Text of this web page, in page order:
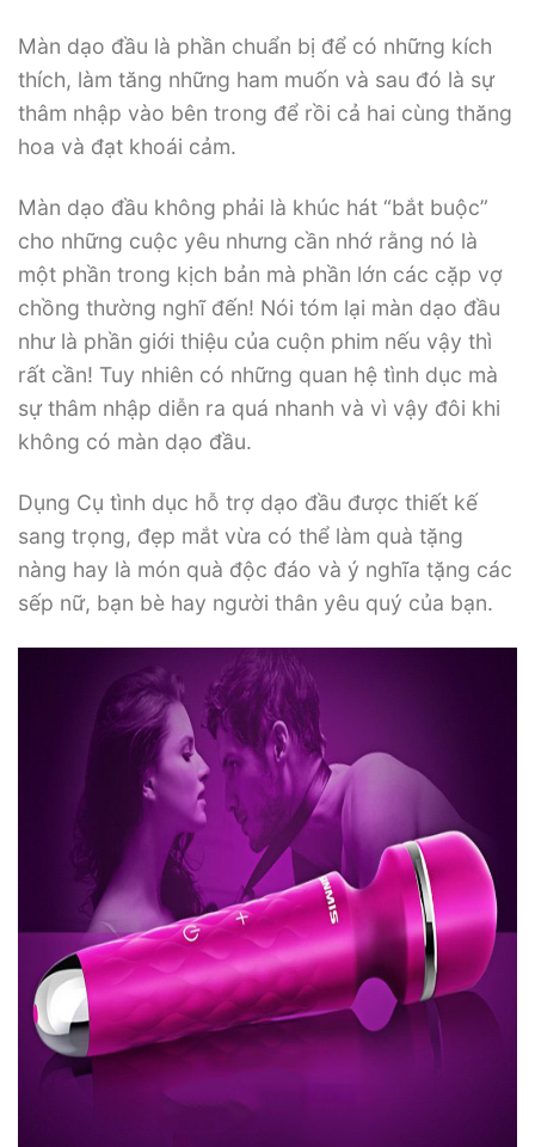
Màn dạo đầu là phần chuẩn bị để có những kích
thích, làm tăng những ham muốn và sau đó là sự
thâm nhập vào bên trong để rồi cả hai cùng thăng
hoa và đạt khoái cảm.
Màn dạo đầu không phải là khúc hát “bắt buộc”
cho những cuộc yêu nhưng cần nhớ rằng nó là
một phần trong kịch bản mà phần lớn các cặp vợ
chồng thường nghĩ đến! Nói tóm lại màn dạo đầu
như là phần giới thiệu của cuộn phim nếu vậy thì
rất cần! Tuy nhiên có những quan hệ tình dục mà
sự thâm nhập diễn ra quá nhanh và vì vậy đôi khi
không có màn dạo đầu.
Dụng Cụ tình dục hỗ trợ dạo đầu được thiết kế
sang trọng, đẹp mắt vừa có thể làm quà tặng
nàng hay là món quà độc đáo và ý nghĩa tặng các
sếp nữ, bạn bè hay người thân yêu quý của bạn.